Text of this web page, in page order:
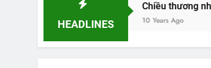
HEADLINES
thoại chuồn chuồn Chiều thương nhớ
10 Years Ago